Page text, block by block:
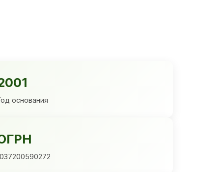
основания